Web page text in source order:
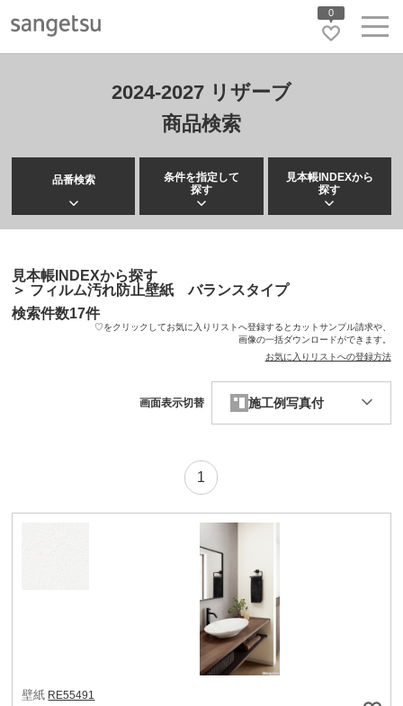
0
2024-2027 リザーブ
商品検索
品番検索
条件を指定して
探す
見本帳INDEXから
探す
見本帳INDEXから探す
＞ フィルム汚れ防止壁紙 バランスタイプ
検索件数17件
♡をクリックしてお気に入りリストへ登録するとカットサンプル請求や、
画像の一括ダウンロードができます。
お気に入りリストへの登録方法
画面表示切替 施工例写真付
1
壁紙 RE55491